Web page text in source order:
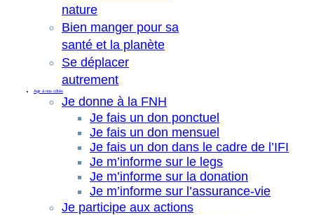
nature
Bien manger pour sa
santé et la planète
Se déplacer
autrement
Agir à nos côtés
Je donne à la FNH
Je fais un don ponctuel
Je fais un don mensuel
Je fais un don dans le cadre de l’IFI
Je m’informe sur le legs
Je m’informe sur la donation
Je m’informe sur l’assurance-vie
Je participe aux actions